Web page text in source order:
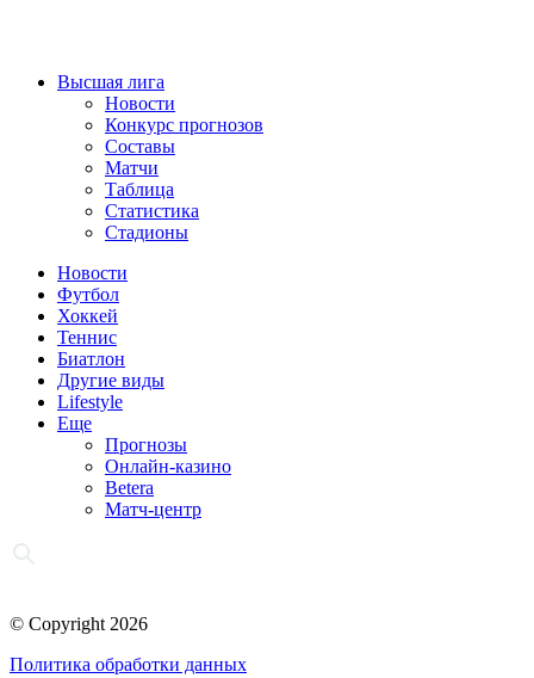
Высшая лига
Новости
Конкурс прогнозов
Составы
Матчи
Таблица
Статистика
Стадионы
Новости
Футбол
Хоккей
Теннис
Биатлон
Другие виды
Lifestyle
Еще
Прогнозы
Онлайн-казино
Betera
Матч-центр
© Copyright 2026
Политика обработки данных